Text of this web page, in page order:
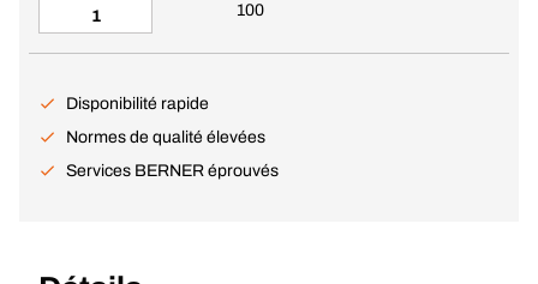
100
Disponibilité rapide
Normes de qualité élevées
Services BERNER éprouvés